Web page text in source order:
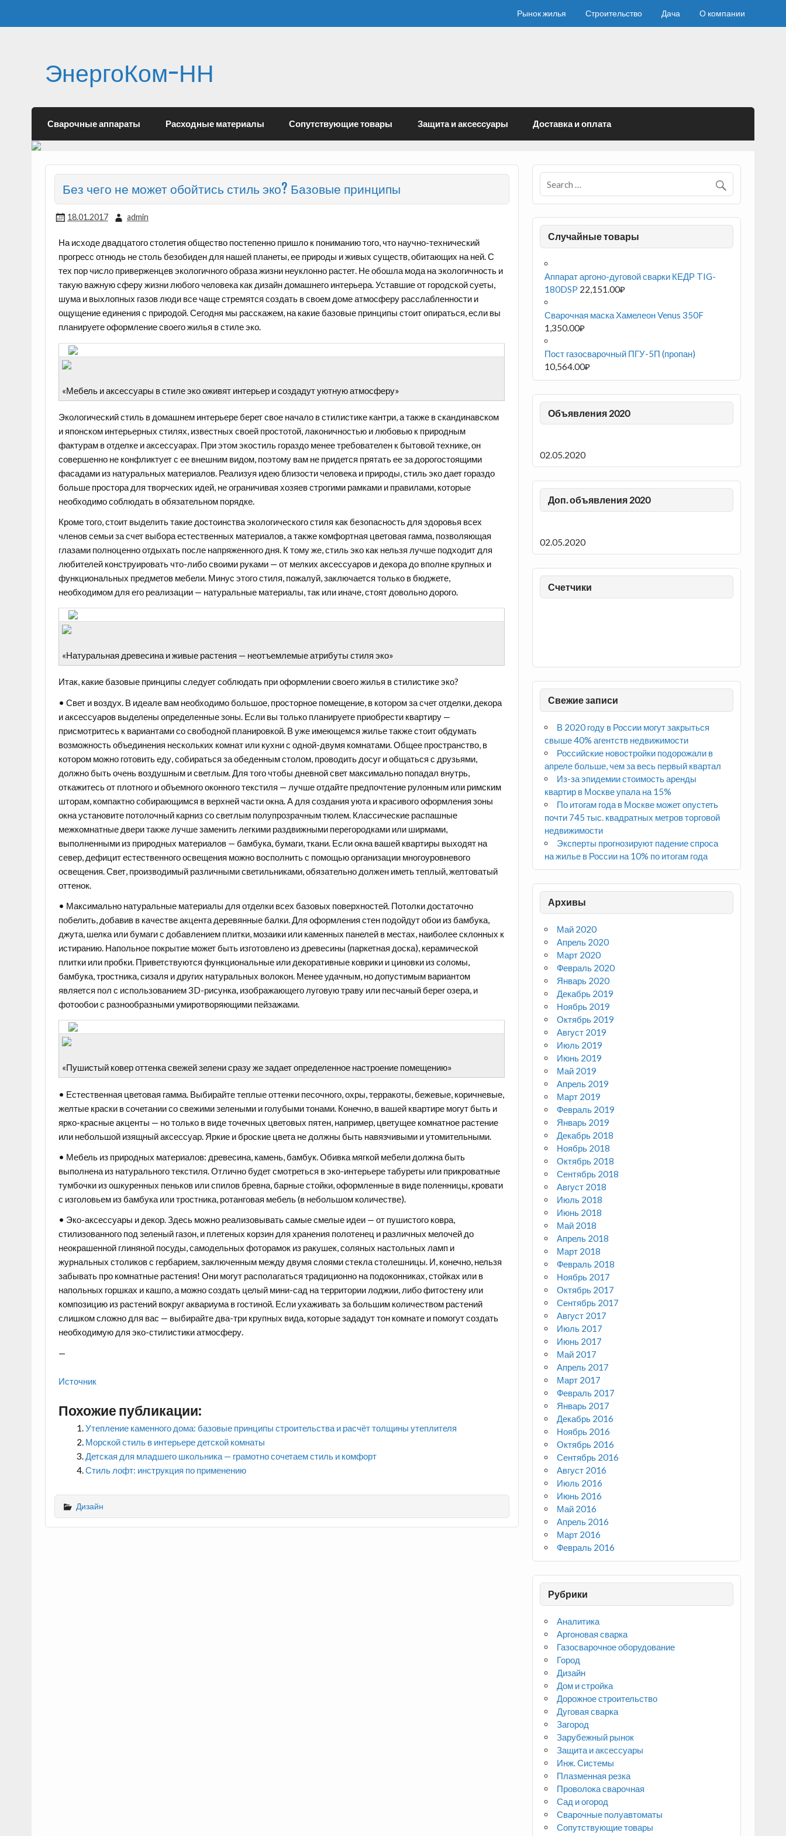
Рынок жилья Строительство Дача О компании
ЭнергоКом-НН
Сварочные аппараты Расходные материалы Сопутствующие товары Защита и аксессуары Доставка и оплата
Без чего не может обойтись стиль эко? Базовые принципы
18.01.2017 admin
На исходе двадцатого столетия общество постепенно пришло к пониманию того, что научно-технический
прогресс отнюдь не столь безобиден для нашей планеты, ее природы и живых существ, обитающих на ней. С
тех пор число приверженцев экологичного образа жизни неуклонно растет. Не обошла мода на экологичность и
такую важную сферу жизни любого человека как дизайн домашнего интерьера. Уставшие от городской суеты,
шума и выхлопных газов люди все чаще стремятся создать в своем доме атмосферу расслабленности и
ощущение единения с природой. Сегодня мы расскажем, на какие базовые принципы стоит опираться, если вы
планируете оформление своего жилья в стиле эко.
«Мебель и аксессуары в стиле эко оживят интерьер и создадут уютную атмосферу»
Экологический стиль в домашнем интерьере берет свое начало в стилистике кантри, а также в скандинавском
и японском интерьерных стилях, известных своей простотой, лаконичностью и любовью к природным
фактурам в отделке и аксессуарах. При этом экостиль гораздо менее требователен к бытовой технике, он
совершенно не конфликтует с ее внешним видом, поэтому вам не придется прятать ее за дорогостоящими
фасадами из натуральных материалов. Реализуя идею близости человека и природы, стиль эко дает гораздо
больше простора для творческих идей, не ограничивая хозяев строгими рамками и правилами, которые
необходимо соблюдать в обязательном порядке.
Кроме того, стоит выделить такие достоинства экологического стиля как безопасность для здоровья всех
членов семьи за счет выбора естественных материалов, а также комфортная цветовая гамма, позволяющая
глазами полноценно отдыхать после напряженного дня. К тому же, стиль эко как нельзя лучше подходит для
любителей конструировать что-либо своими руками — от мелких аксессуаров и декора до вполне крупных и
функциональных предметов мебели. Минус этого стиля, пожалуй, заключается только в бюджете,
необходимом для его реализации — натуральные материалы, так или иначе, стоят довольно дорого.
«Натуральная древесина и живые растения — неотъемлемые атрибуты стиля эко»
Итак, какие базовые принципы следует соблюдать при оформлении своего жилья в стилистике эко?
• Свет и воздух. В идеале вам необходимо большое, просторное помещение, в котором за счет отделки, декора
и аксессуаров выделены определенные зоны. Если вы только планируете приобрести квартиру —
присмотритесь к вариантами со свободной планировкой. В уже имеющемся жилье также стоит обдумать
возможность объединения нескольких комнат или кухни с одной-двумя комнатами. Общее пространство, в
котором можно готовить еду, собираться за обеденным столом, проводить досуг и общаться с друзьями,
должно быть очень воздушным и светлым. Для того чтобы дневной свет максимально попадал внутрь,
откажитесь от плотного и объемного оконного текстиля — лучше отдайте предпочтение рулонным или римским
шторам, компактно собирающимся в верхней части окна. А для создания уюта и красивого оформления зоны
окна установите потолочный карниз со светлым полупрозрачным тюлем. Классические распашные
межкомнатные двери также лучше заменить легкими раздвижными перегородками или ширмами,
выполненными из природных материалов — бамбука, бумаги, ткани. Если окна вашей квартиры выходят на
север, дефицит естественного освещения можно восполнить с помощью организации многоуровневого
освещения. Свет, производимый различными светильниками, обязательно должен иметь теплый, желтоватый
оттенок.
• Максимально натуральные материалы для отделки всех базовых поверхностей. Потолки достаточно
побелить, добавив в качестве акцента деревянные балки. Для оформления стен подойдут обои из бамбука,
джута, шелка или бумаги с добавлением плитки, мозаики или каменных панелей в местах, наиболее склонных к
истиранию. Напольное покрытие может быть изготовлено из древесины (паркетная доска), керамической
плитки или пробки. Приветствуются функциональные или декоративные коврики и циновки из соломы,
бамбука, тростника, сизаля и других натуральных волокон. Менее удачным, но допустимым вариантом
является пол с использованием 3D-рисунка, изображающего луговую траву или песчаный берег озера, и
фотообои с разнообразными умиротворяющими пейзажами.
«Пушистый ковер оттенка свежей зелени сразу же задает определенное настроение помещению»
• Естественная цветовая гамма. Выбирайте теплые оттенки песочного, охры, терракоты, бежевые, коричневые,
желтые краски в сочетании со свежими зелеными и голубыми тонами. Конечно, в вашей квартире могут быть и
ярко-красные акценты — но только в виде точечных цветовых пятен, например, цветущее комнатное растение
или небольшой изящный аксессуар. Яркие и броские цвета не должны быть навязчивыми и утомительными.
• Мебель из природных материалов: древесина, камень, бамбук. Обивка мягкой мебели должна быть
выполнена из натурального текстиля. Отлично будет смотреться в эко-интерьере табуреты или прикроватные
тумбочки из ошкуренных пеньков или спилов бревна, барные стойки, оформленные в виде поленницы, кровати
с изголовьем из бамбука или тростника, ротанговая мебель (в небольшом количестве).
• Эко-аксессуары и декор. Здесь можно реализовывать самые смелые идеи — от пушистого ковра,
стилизованного под зеленый газон, и плетеных корзин для хранения полотенец и различных мелочей до
неокрашенной глиняной посуды, самодельных фоторамок из ракушек, соляных настольных ламп и
журнальных столиков с гербарием, заключенным между двумя слоями стекла столешницы. И, конечно, нельзя
забывать про комнатные растения! Они могут располагаться традиционно на подоконниках, стойках или в
напольных горшках и кашпо, а можно создать целый мини-сад на территории лоджии, либо фитостену или
композицию из растений вокруг аквариума в гостиной. Если ухаживать за большим количеством растений
слишком сложно для вас — выбирайте два-три крупных вида, которые зададут тон комнате и помогут создать
необходимую для эко-стилистики атмосферу.
—
Источник
Похожие публикации:
Утепление каменного дома: базовые принципы строительства и расчёт толщины утеплителя
Морской стиль в интерьере детской комнаты
Детская для младшего школьника — грамотно сочетаем стиль и комфорт
Стиль лофт: инструкция по применению
Дизайн
Случайные товары
Аппарат аргоно-дуговой сварки КЕДР TIG-
180DSP 22,151.00₽
Сварочная маска Хамелеон Venus 350F
1,350.00₽
Пост газосварочный ПГУ-5П (пропан)
10,564.00₽
Объявления 2020
02.05.2020
Доп. объявления 2020
02.05.2020
Счетчики
Свежие записи
В 2020 году в России могут закрыться
свыше 40% агентств недвижимости
Российские новостройки подорожали в
апреле больше, чем за весь первый квартал
Из-за эпидемии стоимость аренды
квартир в Москве упала на 15%
По итогам года в Москве может опустеть
почти 745 тыс. квадратных метров торговой
недвижимости
Эксперты прогнозируют падение спроса
на жилье в России на 10% по итогам года
Архивы
Май 2020
Апрель 2020
Март 2020
Февраль 2020
Январь 2020
Декабрь 2019
Ноябрь 2019
Октябрь 2019
Август 2019
Июль 2019
Июнь 2019
Май 2019
Апрель 2019
Март 2019
Февраль 2019
Январь 2019
Декабрь 2018
Ноябрь 2018
Октябрь 2018
Сентябрь 2018
Август 2018
Июль 2018
Июнь 2018
Май 2018
Апрель 2018
Март 2018
Февраль 2018
Ноябрь 2017
Октябрь 2017
Сентябрь 2017
Август 2017
Июль 2017
Июнь 2017
Май 2017
Апрель 2017
Март 2017
Февраль 2017
Январь 2017
Декабрь 2016
Ноябрь 2016
Октябрь 2016
Сентябрь 2016
Август 2016
Июль 2016
Июнь 2016
Май 2016
Апрель 2016
Март 2016
Февраль 2016
Рубрики
Аналитика
Аргоновая сварка
Газосварочное оборудование
Город
Дизайн
Дом и стройка
Дорожное строительство
Дуговая сварка
Загород
Зарубежный рынок
Защита и аксессуары
Инж. Системы
Плазменная резка
Проволока сварочная
Сад и огород
Сварочные полуавтоматы
Сопутствующие товары